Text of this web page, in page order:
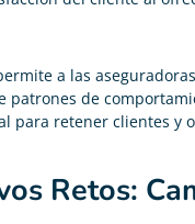
a las
de
para retener clientes y
Retos: